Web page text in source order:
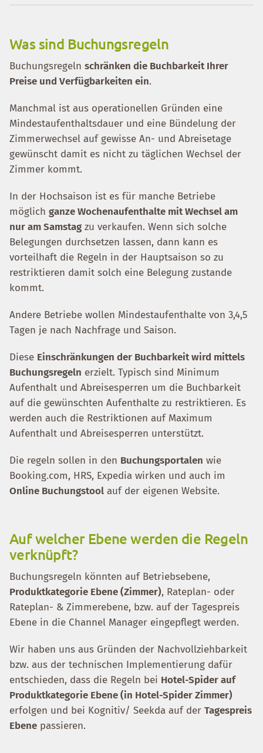
Was sind Buchungsregeln
Buchungsregeln schränken die Buchbarkeit Ihrer
Preise und Verfügbarkeiten ein.
Manchmal ist aus operationellen Gründen eine
Mindestaufenthaltsdauer und eine Bündelung der
Zimmerwechsel auf gewisse An- und Abreisetage
gewünscht damit es nicht zu täglichen Wechsel der
Zimmer kommt.
In der Hochsaison ist es für manche Betriebe
möglich ganze Wochenaufenthalte mit Wechsel am
nur am Samstag zu verkaufen. Wenn sich solche
Belegungen durchsetzen lassen, dann kann es
vorteilhaft die Regeln in der Hauptsaison so zu
restriktieren damit solch eine Belegung zustande
kommt.
Andere Betriebe wollen Mindestaufenthalte von 3,4,5
Tagen je nach Nachfrage und Saison.
Diese Einschränkungen der Buchbarkeit wird mittels
Buchungsregeln erzielt. Typisch sind Minimum
Aufenthalt und Abreisesperren um die Buchbarkeit
auf die gewünschten Aufenthalte zu restriktieren. Es
werden auch die Restriktionen auf Maximum
Aufenthalt und Abreisesperren unterstützt.
Die regeln sollen in den Buchungsportalen wie
Booking.com, HRS, Expedia wirken und auch im
Online Buchungstool auf der eigenen Website.
Auf welcher Ebene werden die Regeln
verknüpft?
Buchungsregeln könnten auf Betriebsebene,
Produktkategorie Ebene (Zimmer), Rateplan- oder
Rateplan- & Zimmerebene, bzw. auf der Tagespreis
Ebene in die Channel Manager eingepflegt werden.
Wir haben uns aus Gründen der Nachvollziehbarkeit
bzw. aus der technischen Implementierung dafür
entschieden, dass die Regeln bei Hotel-Spider auf
Produktkategorie Ebene (in Hotel-Spider Zimmer)
erfolgen und bei Kognitiv/ Seekda auf der Tagespreis
Ebene passieren.